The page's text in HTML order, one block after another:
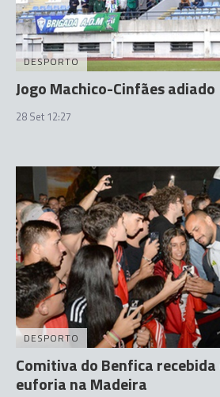
DESPORTO
Jogo Machico-Cinfães adiado
28 Set 12:27
DESPORTO
Comitiva do Benfica
euforia na Madeira